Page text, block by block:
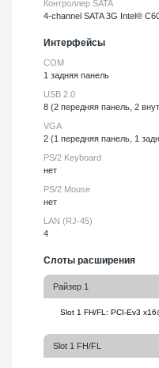
Контроллер SATA
4-channel SATA 3G Intel®
Интерфейсы
COM
1 задняя панель
USB 2.0
8 (2 передняя панель, 2
VGA
2 (1 передняя панель, 1
PS/2 Keyboard
нет
PS/2 Mouse
нет
LAN (RJ-45)
4
Слоты расширения
Райзер 1
Slot 1 FH/FL